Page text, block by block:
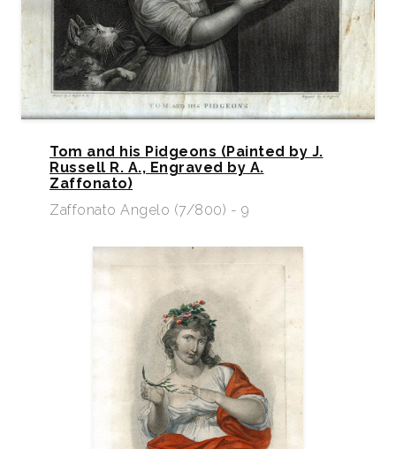
Tom and his Pidgeons (Painted by J.
Russell R. A., Engraved by A.
Zaffonato)
Zaffonato Angelo (7/800) - 9